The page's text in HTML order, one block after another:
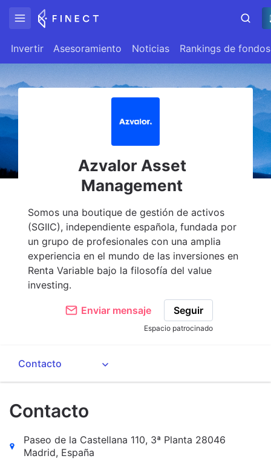
Invertir Asesoramiento Noticias Rankings de fondos
Azvalor Asset
Management
Somos una boutique de gestión de activos
(SGIIC), independiente española, fundada por
un grupo de profesionales con una amplia
experiencia en el mundo de las inversiones en
Renta Variable bajo la filosofía del value
investing.
Enviar mensaje Seguir
Espacio patrocinado
Contacto
Paseo de la Castellana 110, 3ª Planta 28046
Madrid, España